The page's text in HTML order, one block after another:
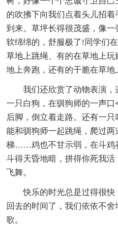
的吹拂下向我们点着头儿招
到来。草坪长得很茂盛，像
软绵绵的，舒服极了!同学们
草地上跳绳、有的在草地上
地上奔跑，还有的干脆在草
我们还欣赏了动物表演
一只白狗，在驯狗师的一声
后脚，倒立着走路。还有一
能和驯狗师一起跳绳，爬过
梯……鸡也不甘示弱，在斗鸡
斗得天昏地暗，拼得你死我
飞舞。
快乐的时光总是过得很
回去的时间了，我们依依不
歌。